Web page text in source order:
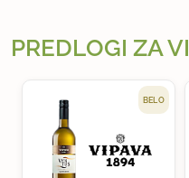
PREDLOGI ZA
BELO